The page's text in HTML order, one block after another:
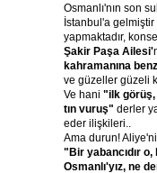
Osmanlı'nın son
İstanbul'a gelmiştir
yapmaktadır,
Şakir Paşa Ailesi'
kahramanına
ve güzeller güzeli
Ve hani "ilk görüş,
tın vuruş" derler
eder ilişkileri..
Ama durun!
"Bir yabancıdır o,
Osmanlı'yız, ne